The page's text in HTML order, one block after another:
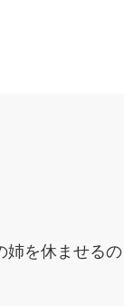
姉を休ませる